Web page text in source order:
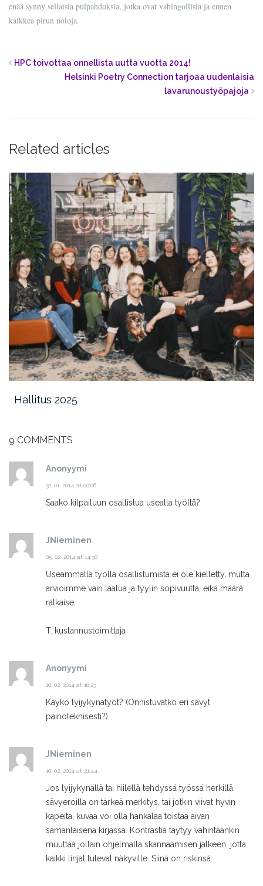
enää synny sellaisia pulpahduksia, jotka ovat vahingollisia ja ennen
kaikkea pirun noloja.
HPC toivottaa onnellista uutta vuotta 2014!
Helsinki Poetry Connection tarjoaa uudenlaisia
lavarunoustyöpajoja
Related articles
Hallitus 2025
9 COMMENTS
Anonyymi
31. 01. 2014 at 00:06
Saako kilpailuun osallistua usealla työllä?
JNieminen
05. 02. 2014 at 14:30
Useammalla työllä osallistumista ei ole kielletty, mutta
arvioimme vain laatua ja tyylin sopivuutta, eikä määrä
ratkaise.
T: kustannustoimittaja
Anonyymi
10. 02. 2014 at 16:23
Käykö lyijykynätyöt? (Onnistuvatko eri sävyt
painoteknisesti?)
JNieminen
10. 02. 2014 at 21:44
Jos lyijykynällä tai hiilellä tehdyssä työssä herkillä
sävyeroilla on tärkeä merkitys, tai jotkin viivat hyvin
kapeita, kuvaa voi olla hankalaa toistaa aivan
samanlaisena kirjassa. Kontrastia täytyy vähintäänkin
muuttaa jollain ohjelmalla skannaamisen jälkeen, jotta
kaikki linjat tulevat näkyville. Siinä on riskinsä.